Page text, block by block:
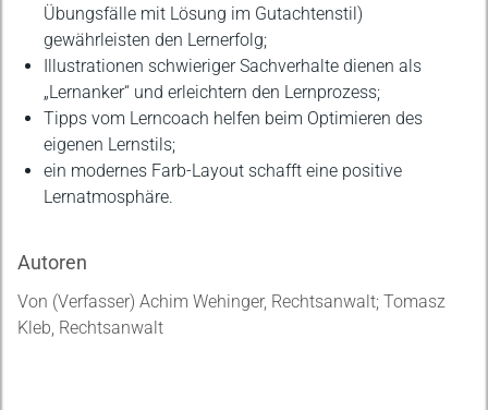
Übungsfälle mit Lösung im Gutachtenstil)
gewährleisten den Lernerfolg;
Illustrationen schwieriger Sachverhalte dienen als
„Lernanker“ und erleichtern den Lernprozess;
Tipps vom Lerncoach helfen beim Optimieren des
eigenen Lernstils;
ein modernes Farb-Layout schafft eine positive
Lernatmosphäre.
Autoren
Von (Verfasser) Achim Wehinger, Rechtsanwalt; Tomasz
Kleb, Rechtsanwalt